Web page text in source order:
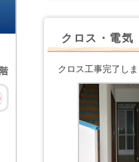
クロス・電気
クロス工事完了し